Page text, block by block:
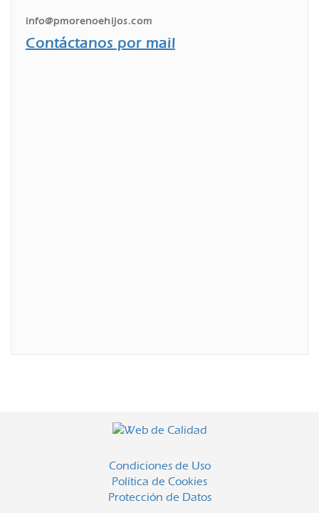
info@pmorenoehijos.com
Contáctanos por mail
Condiciones de Uso
Política de Cookies
Protección de Datos